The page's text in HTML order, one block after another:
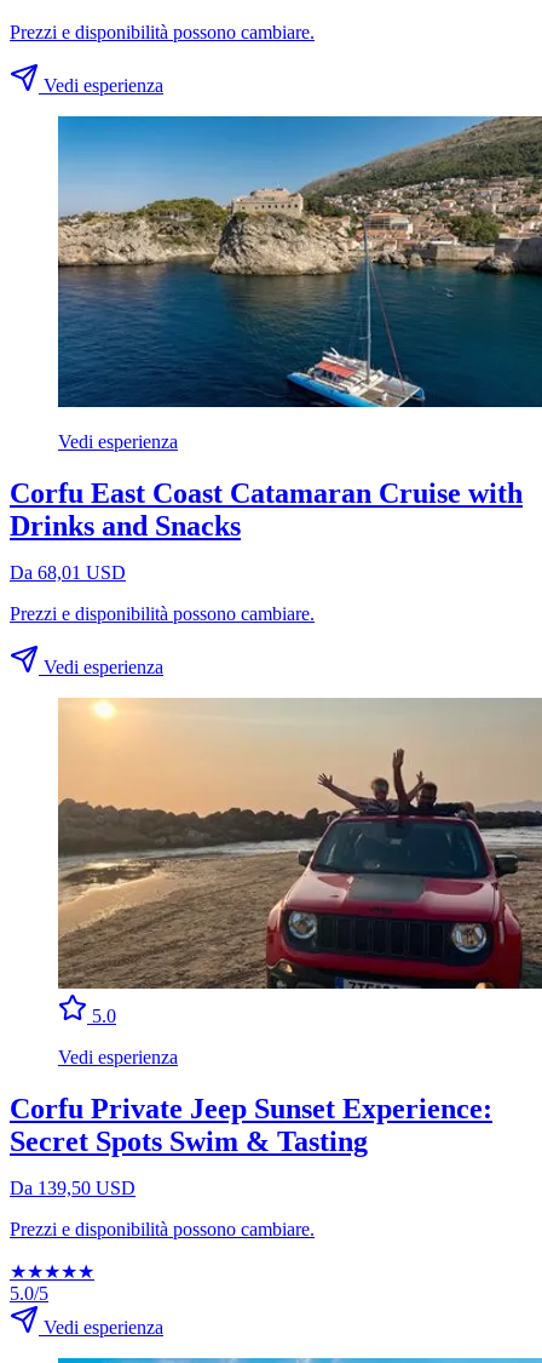
Prezzi e disponibilità possono cambiare.
Vedi esperienza
Vedi esperienza
Corfu East Coast Catamaran Cruise with
Drinks and Snacks
Da 68,01 USD
Prezzi e disponibilità possono cambiare.
Vedi esperienza
5.0
Vedi esperienza
Corfu Private Jeep Sunset Experience:
Secret Spots Swim & Tasting
Da 139,50 USD
Prezzi e disponibilità possono cambiare.
★★★★★
5.0/5
Vedi esperienza